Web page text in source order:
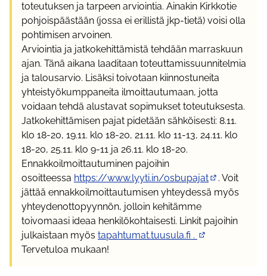
toteutuksen ja tarpeen arviointia. Ainakin Kirkkotie
pohjoispäästään (jossa ei erillistä jkp-tietä) voisi olla
pohtimisen arvoinen.
Arviointia ja jatkokehittämistä tehdään marraskuun
ajan. Tänä aikana laaditaan toteuttamissuunnitelmia
ja talousarvio. Lisäksi toivotaan kiinnostuneita
yhteistyökumppaneita ilmoittautumaan, jotta
voidaan tehdä alustavat sopimukset toteutuksesta.
Jatkokehittämisen pajat pidetään sähköisesti: 8.11.
klo 18-20, 19.11. klo 18-20, 21.11. klo 11-13, 24.11. klo
18-20, 25.11. klo 9-11 ja 26.11. klo 18-20.
Ennakkoilmoittautuminen pajoihin
osoitteessa https://www.lyyti.in/osbupajat
(Ulkoinen
. Voit
jättää ennakkoilmoittautumisen yhteydessä myös
yhteydenottopyynnön, jolloin kehitämme
toivomaasi ideaa henkilökohtaisesti. Linkit pajoihin
julkaistaan myös tapahtumat.tuusula.fi .
Tervetuloa mukaan!